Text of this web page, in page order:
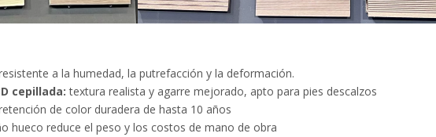
a la humedad, la putrefacción y la deformación.
cepillada:textura realista y agarre mejorado, apto para pies descalzos
de color duradera de hasta 10 años
hueco reduce el peso y los costos de mano de obra